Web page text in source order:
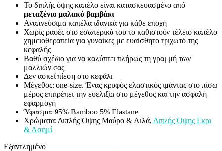
Το διπλής όψης καπέλο είναι κατασκευασμένο από
μεταξένιο μαλακό βαμβάκι
Αναπνεύσιμα καπέλα ιδανικά για κάθε εποχή
Χωρίς ραφές στο εσωτερικό του το καθιστούν τέλειο καπέλο
χημειοθεραπεία για γυναίκες με ευαίσθητο τριχωτό της
κεφαλής
Βαθύ σχέδιο για να καλύπτει πλήρως τη γραμμή των
μαλλιών σας
Δεν ασκεί πίεση στο κεφάλι
Μέγεθος: one-size.Ένας κρυφός ελαστικός ιμάντας στο πίσω
μέρος επιτρέπει την ευελιξία στο μέγεθος και την ασφαλή
εφαρμογή
Ύφασμα: 95% Bamboo 5% Elastane
Χρώματα: Διπλής Όψης Μαύρο & Λιλά, Διπλής Όψης Γκρι
& Ασημί
Εξαντλημένο